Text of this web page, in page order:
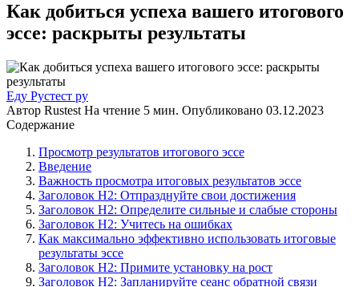
Как добиться успеха вашего итогового
эссе: раскрыты результаты
Еду Рустест ру
Автор Rustest На чтение 5 мин. Опубликовано 03.12.2023
Содержание
Просмотр результатов итогового эссе
Введение
Важность просмотра итоговых результатов эссе
Заголовок H2: Отпразднуйте свои достижения
Заголовок H2: Определите сильные и слабые стороны
Заголовок H2: Учитесь на ошибках
Как максимально эффективно использовать итоговые
результаты эссе
Заголовок H2: Примите установку на рост
Заголовок H2: Запланируйте сеанс обратной связи